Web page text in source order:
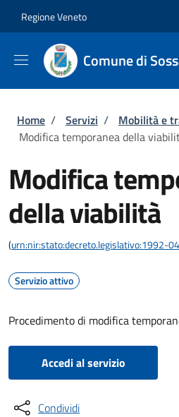
Regione Veneto
Comune di
Briciole di pane
Home / Servizi / Mobilità e
Modifica temporanea della
Modifica
della viabilità
(urn:nir:stato:decreto.legislativo:1992-
Servizio attivo
Procedimento di modifica
Accedi al servizio
Condividi